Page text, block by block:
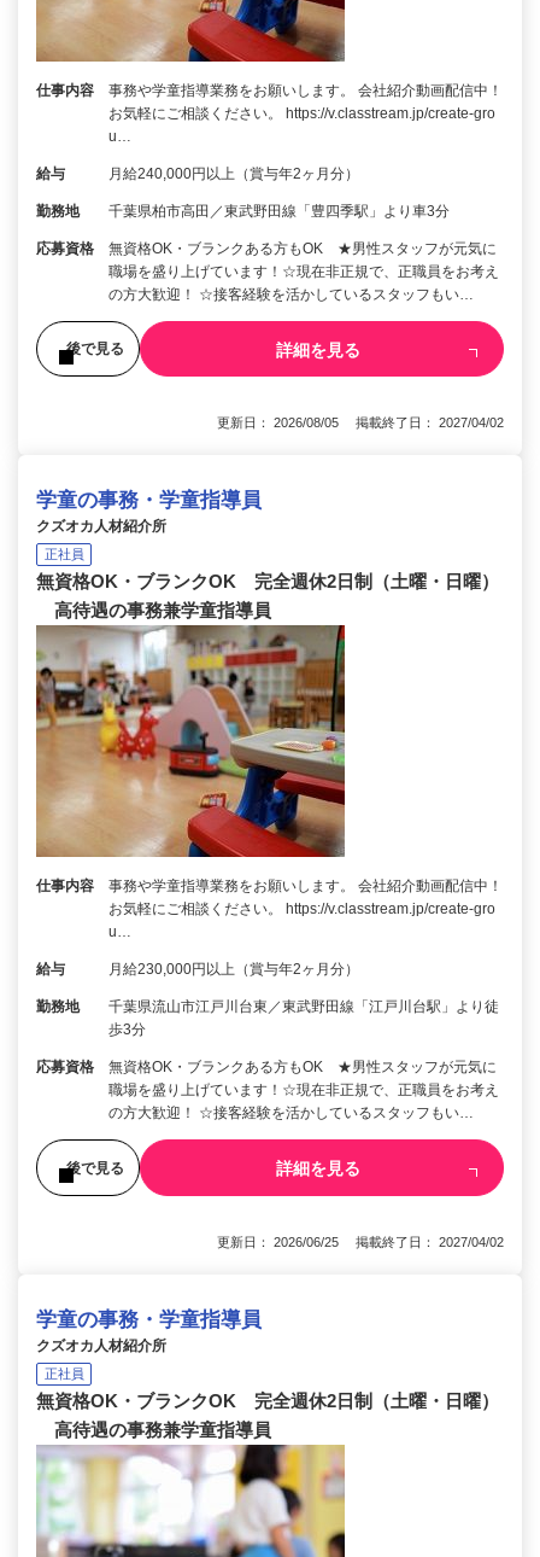
仕事内容
事務や学童指導業務をお願いします。 会社紹介動画配信中！
お気軽にご相談ください。 https://v.classtream.jp/create-gro
u…
給与 月給240,000円以上（賞与年2ヶ月分）
勤務地 千葉県柏市高田／東武野田線「豊四季駅」より車3分
応募資格
無資格OK・ブランクある方もOK ★男性スタッフが元気に
職場を盛り上げています！☆現在非正規で、正職員をお考え
の方大歓迎！ ☆接客経験を活かしているスタッフもい…
後で見る 詳細を見る
更新日： 2026/08/05 掲載終了日： 2027/04/02
学童の事務・学童指導員
クズオカ人材紹介所
正社員
無資格OK・ブランクOK 完全週休2日制（土曜・日曜）
高待遇の事務兼学童指導員
仕事内容
事務や学童指導業務をお願いします。 会社紹介動画配信中！
お気軽にご相談ください。 https://v.classtream.jp/create-gro
u…
給与 月給230,000円以上（賞与年2ヶ月分）
勤務地
千葉県流山市江戸川台東／東武野田線「江戸川台駅」より徒
歩3分
応募資格
無資格OK・ブランクある方もOK ★男性スタッフが元気に
職場を盛り上げています！☆現在非正規で、正職員をお考え
の方大歓迎！ ☆接客経験を活かしているスタッフもい…
後で見る 詳細を見る
更新日： 2026/06/25 掲載終了日： 2027/04/02
学童の事務・学童指導員
クズオカ人材紹介所
正社員
無資格OK・ブランクOK 完全週休2日制（土曜・日曜）
高待遇の事務兼学童指導員